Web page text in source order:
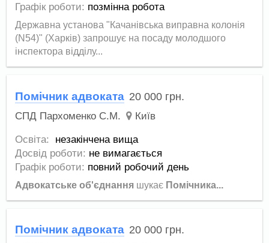
Графік роботи: позмінна робота
Державна установа "Качанівська виправна колонія
(N54)" (Харків) запрошує на посаду молодшого
інспектора відділу...
Помічник адвоката 20 000 грн.
СПД Пархоменко С.М. Київ
Освіта:
незакінчена вища
Досвід роботи: не вимагається
Графік роботи: повний робочий день
Адвокатське об'єднання шукає Помічника...
Помічник адвоката 20 000 грн.